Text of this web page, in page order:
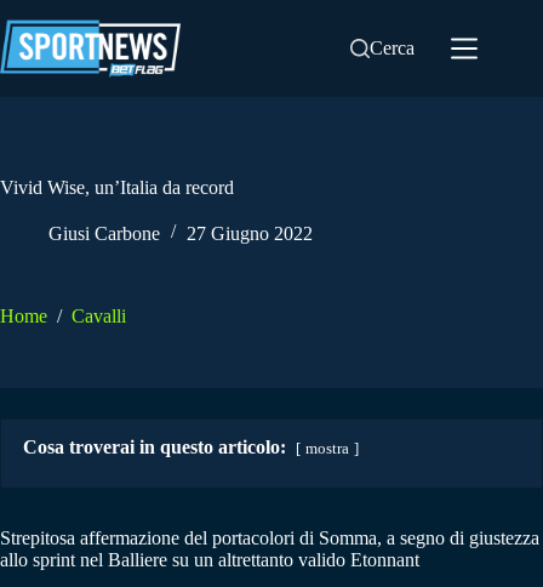
al
contenuto
Cerca
Vivid Wise, un’Italia da record
Giusi Carbone 27 Giugno 2022
Home / Cavalli
Cosa troverai in questo articolo: mostra
Strepitosa affermazione del portacolori di Somma, a segno di giustezza
allo sprint nel Balliere su un altrettanto valido Etonnant